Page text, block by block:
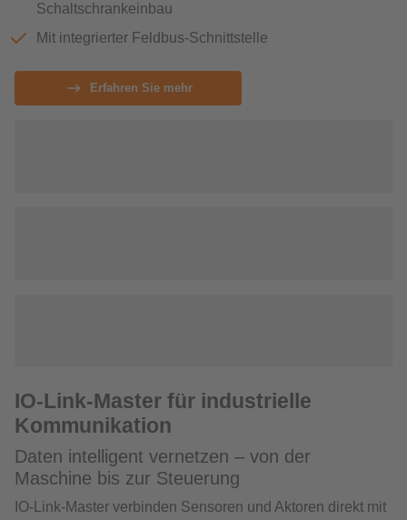
Schaltschrankeinbau
Mit integrierter Feldbus-Schnittstelle
Erfahren Sie mehr
IO-Link-Master für industrielle
Kommunikation
Daten intelligent vernetzen – von der
Maschine bis zur Steuerung
IO-Link-Master verbinden Sensoren und Aktoren direkt mit